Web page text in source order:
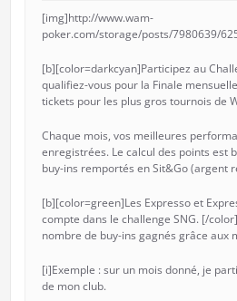
[img]http://www.wam-
poker.com/storage/posts/7980639/
[b][color=darkcyan]Participez au
qualifiez-vous pour la Finale
tickets pour les plus gros tournois de
Chaque mois, vos meilleures
enregistrées. Le calcul des points est
buy-ins remportés en Sit&Go (argent
[b][color=green]Les Expresso et
compte dans le challenge SNG. [/
nombre de buy-ins gagnés grâce aux
[i]Exemple : sur un mois donné, je
de mon club.